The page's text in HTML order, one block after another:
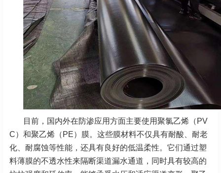
目前，国内外在防渗应用方面主要使用聚氯乙烯（PV
C）和聚乙烯（PE）膜。这些膜材料不仅具有耐酸、耐老
化、耐腐蚀等性能，还具有良好的低温柔性。它们通过塑
料薄膜的不透水性来隔断渠道漏水通道，同时具有较高的